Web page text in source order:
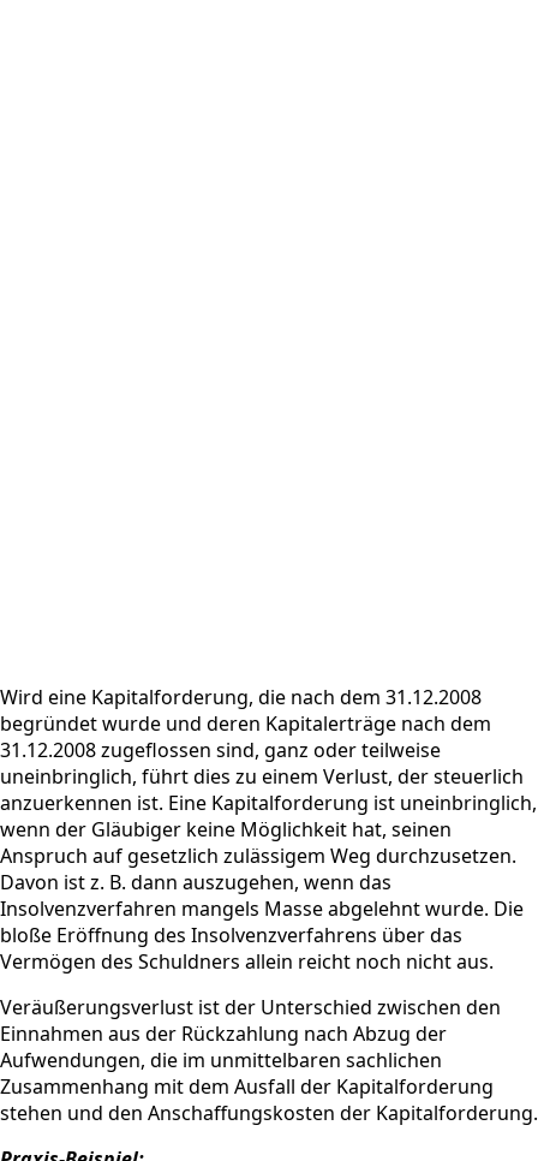
Wird eine Kapitalforderung, die nach dem 31.12.2008
begründet wurde und deren Kapitalerträge nach dem
31.12.2008 zugeflossen sind, ganz oder teilweise
uneinbringlich, führt dies zu einem Verlust, der steuerlich
anzuerkennen ist. Eine Kapitalforderung ist uneinbringlich,
wenn der Gläubiger keine Möglichkeit hat, seinen
Anspruch auf gesetzlich zulässigem Weg durchzusetzen.
Davon ist z. B. dann auszugehen, wenn das
Insolvenzverfahren mangels Masse abgelehnt wurde. Die
bloße Eröffnung des Insolvenzverfahrens über das
Vermögen des Schuldners allein reicht noch nicht aus.
Veräußerungsverlust ist der Unterschied zwischen den
Einnahmen aus der Rückzahlung nach Abzug der
Aufwendungen, die im unmittelbaren sachlichen
Zusammenhang mit dem Ausfall der Kapitalforderung
stehen und den Anschaffungskosten der Kapitalforderung.